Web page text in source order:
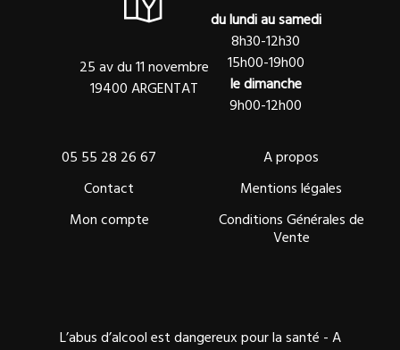
25 av du 11 novembre
19400 ARGENTAT
du lundi au samedi
8h30-12h30
15h00-19h00
le dimanche
9h00-12h00
05 55 28 26 67
Contact
Mon compte
A propos
Mentions légales
Conditions Générales de
Vente
L’abus d’alcool est dangereux pour la santé - A